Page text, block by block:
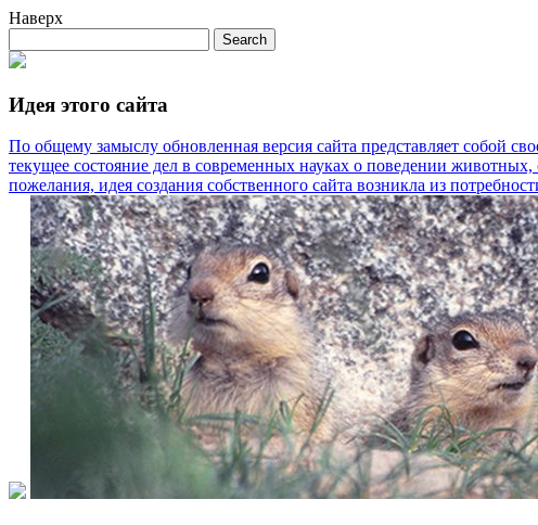
Наверх
Идея этого сайта
По общему замыслу обновленная версия сайта представляет собой
текущее состояние дел в современных науках о поведении
пожелания, идея создания собственного сайта возникла из